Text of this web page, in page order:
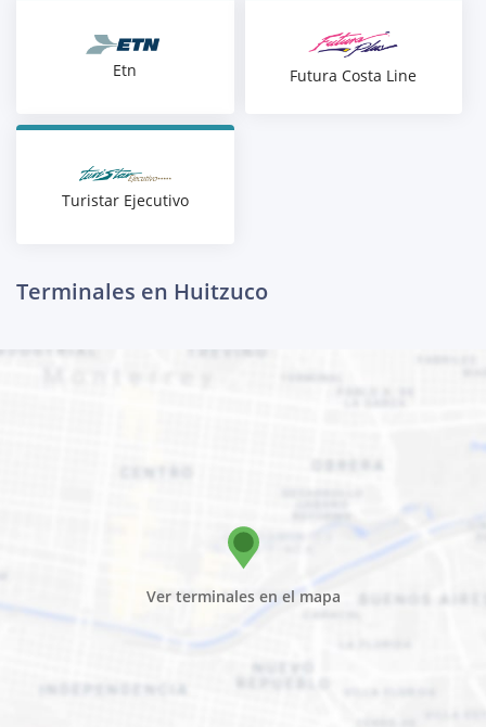
Etn Futura Costa Line
Turistar Ejecutivo
Terminales en Huitzuco
Ver terminales en el mapa